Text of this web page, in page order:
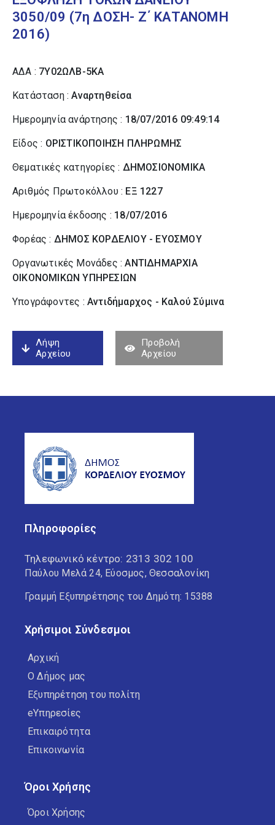
3050/09 (7η ΔΟΣΗ- Ζ΄ ΚΑΤΑΝΟΜΗ
2016)
ΑΔΑ : 7Υ02ΩΛΒ-5ΚΑ
Κατάσταση :Αναρτηθείσα
Ημερομηνία ανάρτησης : 18/07/2016 09:49:14
Είδος : ΟΡΙΣΤΙΚΟΠΟΙΗΣΗ ΠΛΗΡΩΜΗΣ
Θεματικές κατηγορίες : ΔΗΜΟΣΙΟΝΟΜΙΚΑ
Αριθμός Πρωτοκόλλου : ΕΞ 1227
Ημερομηνία έκδοσης : 18/07/2016
Φορέας : ΔΗΜΟΣ ΚΟΡΔΕΛΙΟΥ - ΕΥΟΣΜΟΥ
Οργανωτικές Μονάδες :ΑΝΤΙΔΗΜΑΡΧΙΑ
ΟΙΚΟΝΟΜΙΚΩΝ ΥΠΗΡΕΣΙΩΝ
Υπογράφοντες : Αντιδήμαρχος - Καλού Σύµινα
Λήψη
Αρχείου
Προβολή
Αρχείου
Πληροφορίες
Τηλεφωνικό κέντρο: 2313 302 100
Παύλου Μελά 24, Εύοσμος, Θεσσαλονίκη
Γραμμή Εξυπηρέτησης του Δημότη: 15388
Χρήσιμοι Σύνδεσμοι
Αρχική
Ο Δήμος μας
Εξυπηρέτηση του πολίτη
eΥπηρεσίες
Επικαιρότητα
Επικοινωνία
Όροι Χρήσης
Όροι Χρήσης